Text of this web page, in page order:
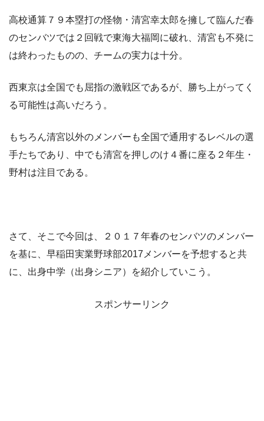
高校通算７９本塁打の怪物・清宮幸太郎を擁して臨んだ春
のセンバツでは２回戦で東海大福岡に破れ、清宮も不発に
は終わったものの、チームの実力は十分。
西東京は全国でも屈指の激戦区であるが、勝ち上がってく
る可能性は高いだろう。
もちろん清宮以外のメンバーも全国で通用するレベルの選
手たちであり、中でも清宮を押しのけ４番に座る２年生・
野村は注目である。
さて、そこで今回は、２０１７年春のセンバツのメンバー
を基に、早稲田実業野球部2017メンバーを予想すると共
に、出身中学（出身シニア）を紹介していこう。
スポンサーリンク